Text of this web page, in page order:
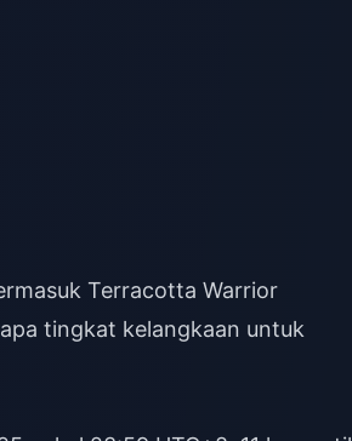
Terracotta Warrior
tingkat kelangkaan untuk